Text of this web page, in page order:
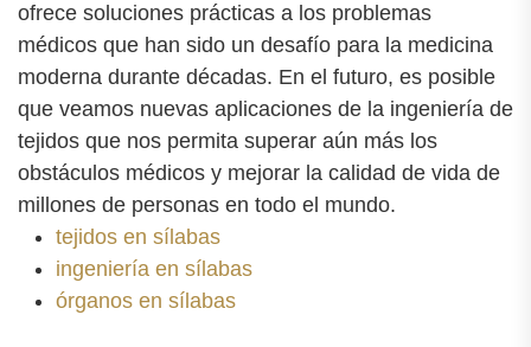
ofrece soluciones prácticas a los problemas
médicos que han sido un desafío para la medicina
moderna durante décadas. En el futuro, es posible
que veamos nuevas aplicaciones de la ingeniería de
tejidos que nos permita superar aún más los
obstáculos médicos y mejorar la calidad de vida de
millones de personas en todo el mundo.
tejidos en sílabas
ingeniería en sílabas
órganos en sílabas